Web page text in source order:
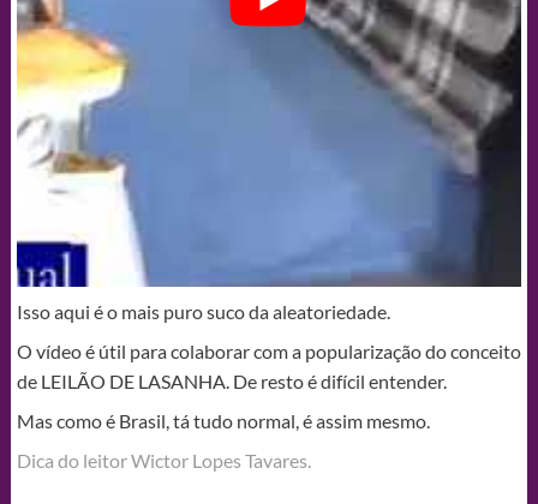
Isso aqui é o mais puro suco da aleatoriedade.
O vídeo é útil para colaborar com a popularização do conceito
de LEILÃO DE LASANHA. De resto é difícil entender.
Mas como é Brasil, tá tudo normal, é assim mesmo.
Dica do leitor Wictor Lopes Tavares.